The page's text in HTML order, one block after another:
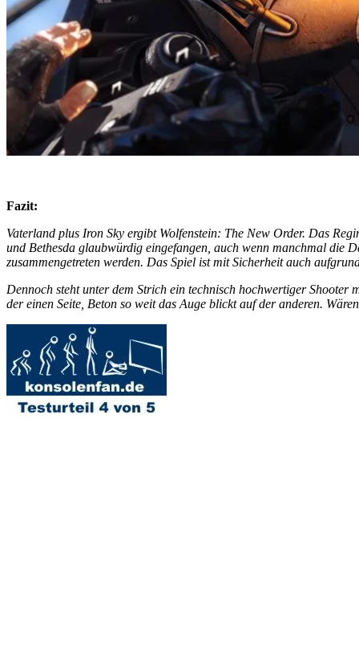
Fazit:
Vaterland plus Iron Sky ergibt Wolfenstein: The New Order. Das
und Bethesda glaubwürdig eingefangen, auch wenn manchmal die
zusammengetreten werden. Das Spiel ist mit Sicherheit auch
Dennoch steht unter dem Strich ein technisch hochwertiger Shooter
der einen Seite, Beton so weit das Auge blickt auf der anderen.